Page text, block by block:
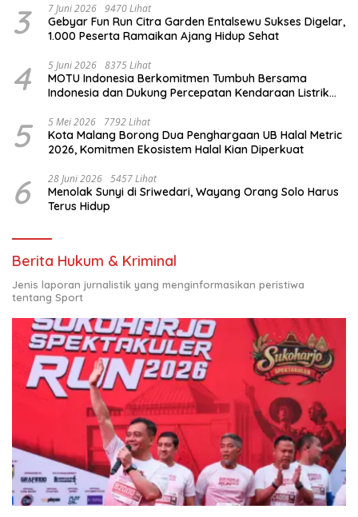
3 7 Juni 2026 9470 Lihat
Gebyar Fun Run Citra Garden Entalsewu Sukses Digelar,
1.000 Peserta Ramaikan Ajang Hidup Sehat
4 5 Juni 2026 8375 Lihat
MOTU Indonesia Berkomitmen Tumbuh Bersama
Indonesia dan Dukung Percepatan Kendaraan Listrik
5 5 Mei 2026 7792 Lihat
Kota Malang Borong Dua Penghargaan UB Halal Metric
2026, Komitmen Ekosistem Halal Kian Diperkuat
6 28 Juni 2026 5457 Lihat
Menolak Sunyi di Sriwedari, Wayang Orang Solo Harus
Terus Hidup
Berita Hukum & Kriminal
Jenis laporan jurnalistik yang menginformasikan peristiwa
tentang Sport